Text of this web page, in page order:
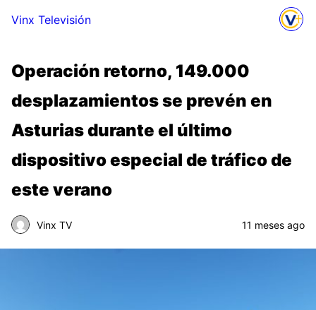
Vinx Televisión
Operación retorno, 149.000
desplazamientos se prevén en
Asturias durante el último
dispositivo especial de tráfico de
este verano
Vinx TV 11 meses ago